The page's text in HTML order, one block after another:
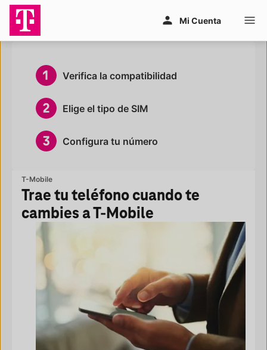
Saltar al contenido principal
Mi Cuenta
Verifica la compatibilidad
Elige el tipo de SIM
Configura tu número
T-Mobile
Trae tu teléfono cuando te
cambies a T-Mobile